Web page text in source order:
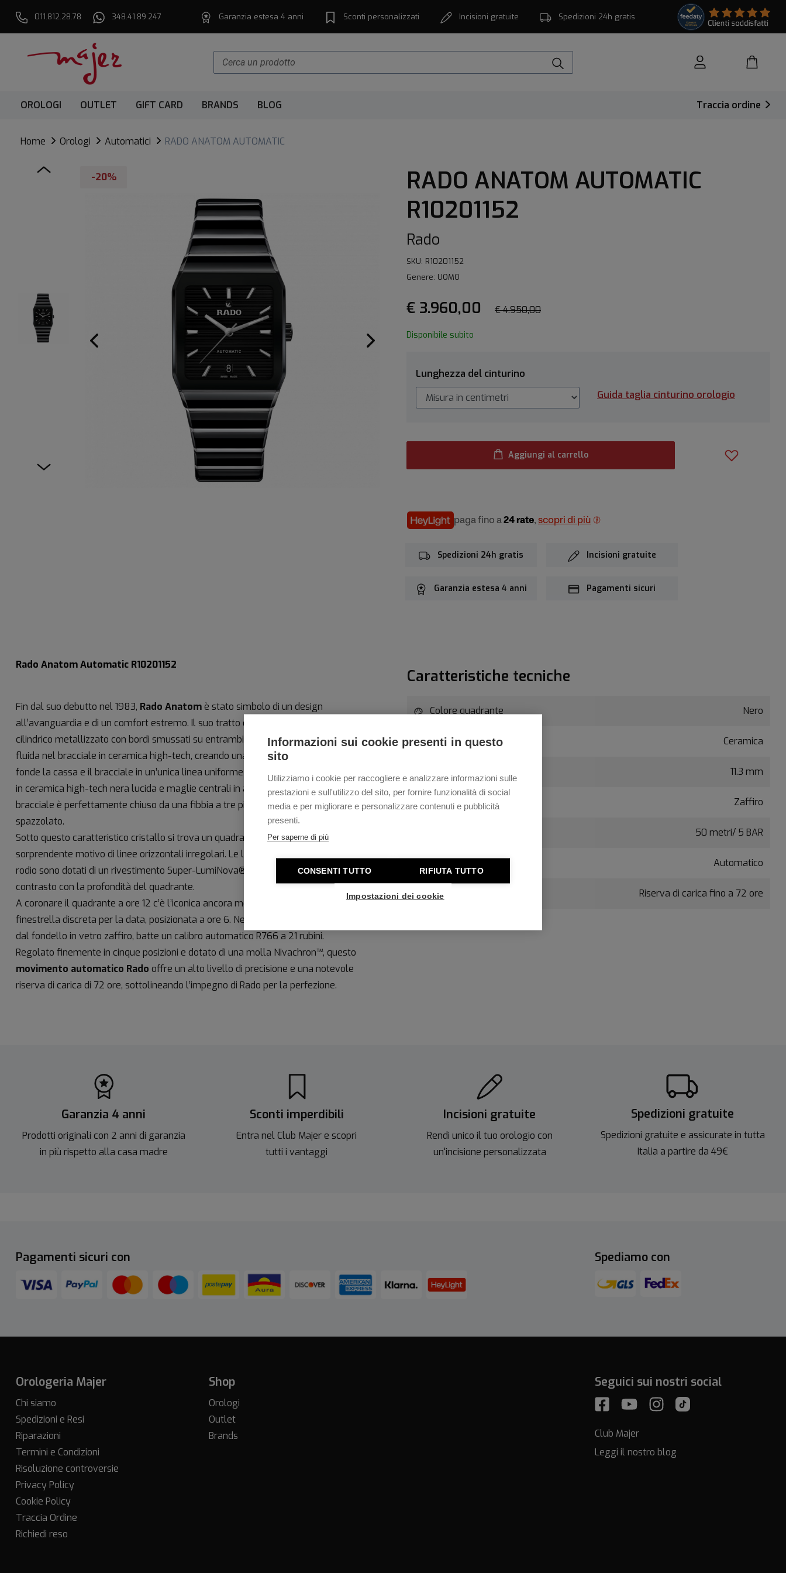
Informazioni sui cookie presenti in questo
sito
Utilizziamo i cookie per raccogliere e analizzare informazioni sulle
prestazioni e sull'utilizzo del sito, per fornire funzionalità di social
media e per migliorare e personalizzare contenuti e pubblicità
presenti.
Per saperne di più
CONSENTI TUTTO RIFIUTA TUTTO
Impostazioni dei cookie
011.812.28.78 348.41.89.247 Garanzia estesa 4 anni Sconti personalizzati Incisioni gratuite Spedizioni 24h gratis
OROLOGI OUTLET GIFT CARD BRANDS BLOG Traccia ordine
Home Orologi Automatici RADO ANATOM AUTOMATIC
-20%
RADO ANATOM AUTOMATIC
R10201152
Rado
SKU: R10201152
Genere: UOMO
€ 3.960,00 € 4.950,00
Disponibile subito
Lunghezza del cinturino
Guida taglia cinturino orologio
Aggiungi al carrello
paga fino a24 rate, scopri di più
Spedizioni 24h gratis Incisioni gratuite
Garanzia estesa 4 anni Pagamenti sicuri
Rado Anatom Automatic R10201152
Fin dal suo debutto nel 1983, Rado Anatomè stato simbolo di un design
all’avanguardia e di un comfort estremo. Il suo tratto distintivo è il vetro zaffiro
cilindrico metallizzato con bordi smussati su entrambi i lati, che si estende in maniera
fluida nel bracciale in ceramica high-tech, creando una forma liscia e continua che
fonde la cassa e il bracciale in un’unica linea uniforme e coesa. Realizzato con maglie
in ceramica high-tech nera lucida e maglie centrali in acciaio inossidabile lucido, il
bracciale è perfettamente chiuso da una fibbia a tre pieghe in acciaio inossidabile
spazzolato.
Sotto questo caratteristico cristallo si trova un quadrante laccato nero che rivela un
sorprendente motivo di linee orizzontali irregolari. Le lancette e gli indici applicati color
rodio sono dotati di un rivestimento Super-LumiNova® bianco che crea un raffinato
contrasto con la profondità del quadrante.
A coronare il quadrante a ore 12 c’è l’iconica ancora mobile, accompagnata da una
finestrella discreta per la data, posizionata a ore 6. Nel suo cuore pulsante, esaltato
dal fondello in vetro zaffiro, batte un calibro automatico R766 a 21 rubini.
Regolato finemente in cinque posizioni e dotato di una molla Nivachron™, questo
movimento automatico Rado offre un alto livello di precisione e una notevole
riserva di carica di 72 ore, sottolineando l’impegno di Rado per la perfezione.
Caratteristiche tecniche
Colore quadrante Nero
Materiale Cassa Ceramica
Spessore Cassa 11.3 mm
Vetro Zaffiro
50 metri/ 5 BAR
Automatico
Specifica Movimento Riserva di carica fino a 72 ore
Garanzia 4 anni
Prodotti originali con 2 anni di garanzia
in più rispetto alla casa madre
Sconti imperdibili
Entra nel Club Majer e scopri
tutti i vantaggi
Incisioni gratuite
Rendi unico il tuo orologio con
un'incisione personalizzata
Spedizioni gratuite
Spedizioni gratuite e assicurate in tutta
Italia a partire da 49€
Pagamenti sicuri con Spediamo con
Orologeria Majer
Chi siamo
Spedizioni e Resi
Riparazioni
Termini e Condizioni
Risoluzione controversie
Privacy Policy
Cookie Policy
Traccia Ordine
Richiedi reso
Shop
Orologi
Outlet
Brands
Seguici sui nostri social
Club Majer
Leggi il nostro blog